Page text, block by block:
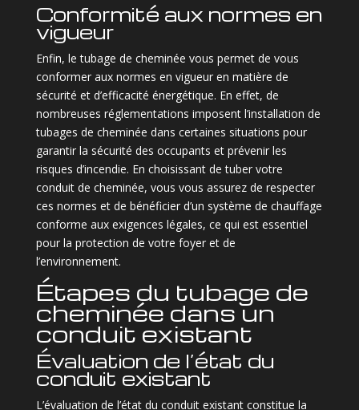
Conformité aux normes en
vigueur
Enfin, le tubage de cheminée vous permet de vous
conformer aux normes en vigueur en matière de
sécurité et d’efficacité énergétique. En effet, de
nombreuses réglementations imposent l’installation de
tubages de cheminée dans certaines situations pour
garantir la sécurité des occupants et prévenir les
risques d’incendie. En choisissant de tuber votre
conduit de cheminée, vous vous assurez de respecter
ces normes et de bénéficier d’un système de chauffage
conforme aux exigences légales, ce qui est essentiel
pour la protection de votre foyer et de
l’environnement.
Étapes du tubage de
cheminée dans un
conduit existant
Évaluation de l’état du
conduit existant
L’évaluation de l’état du conduit existant constitue la